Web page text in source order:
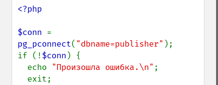
<?php
$conn
pg_pconnect( "dbname=publisher" );
if (!$conn ) {
  echo
"Произошла ошибка.\n" ;